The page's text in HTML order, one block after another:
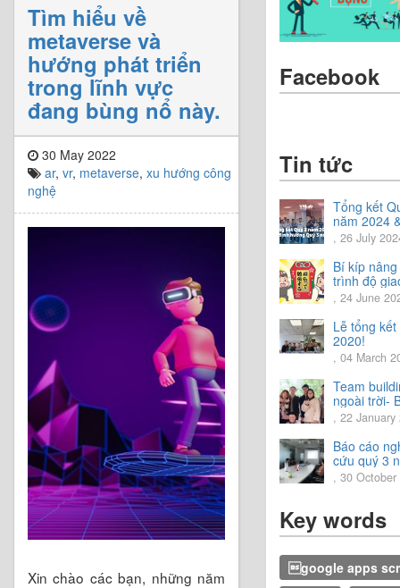
Tìm hiểu về
metaverse và
hướng phát triển
trong lĩnh vực
đang bùng nổ này.
30 May 2022
ar, vr, metaverse, xu hướng công
nghệ
Xin chào các bạn, những năm
Facebook
Tin tức
Tổng kết
năm 2024
Chia sẻ
hướng Quý
năm 2024
, 26 July
Bí kíp
trình độ
tiếng Nhật.
, 24 June
Lễ tổng
2020!
, 04 March
Team
ngoài trời-
trải
vời.
, 22 January
Báo cáo
cứu quý 3
2020
, 30 October
Key words
google apps